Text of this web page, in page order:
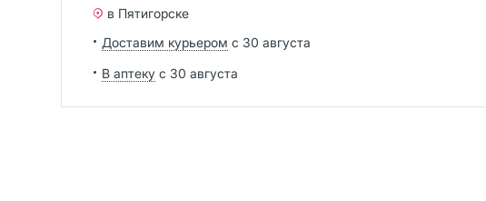
в Пятигорске
Доставим курьером с 30 августа
В аптеку с 30 августа